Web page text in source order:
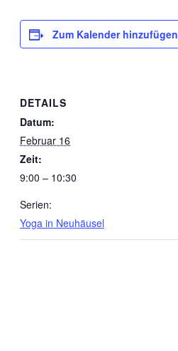
Zum Kalender hinzufügen
DETAILS
Datum:
Februar 16
Zeit:
9:00 – 10:30
Serien:
Yoga in Neuhäusel